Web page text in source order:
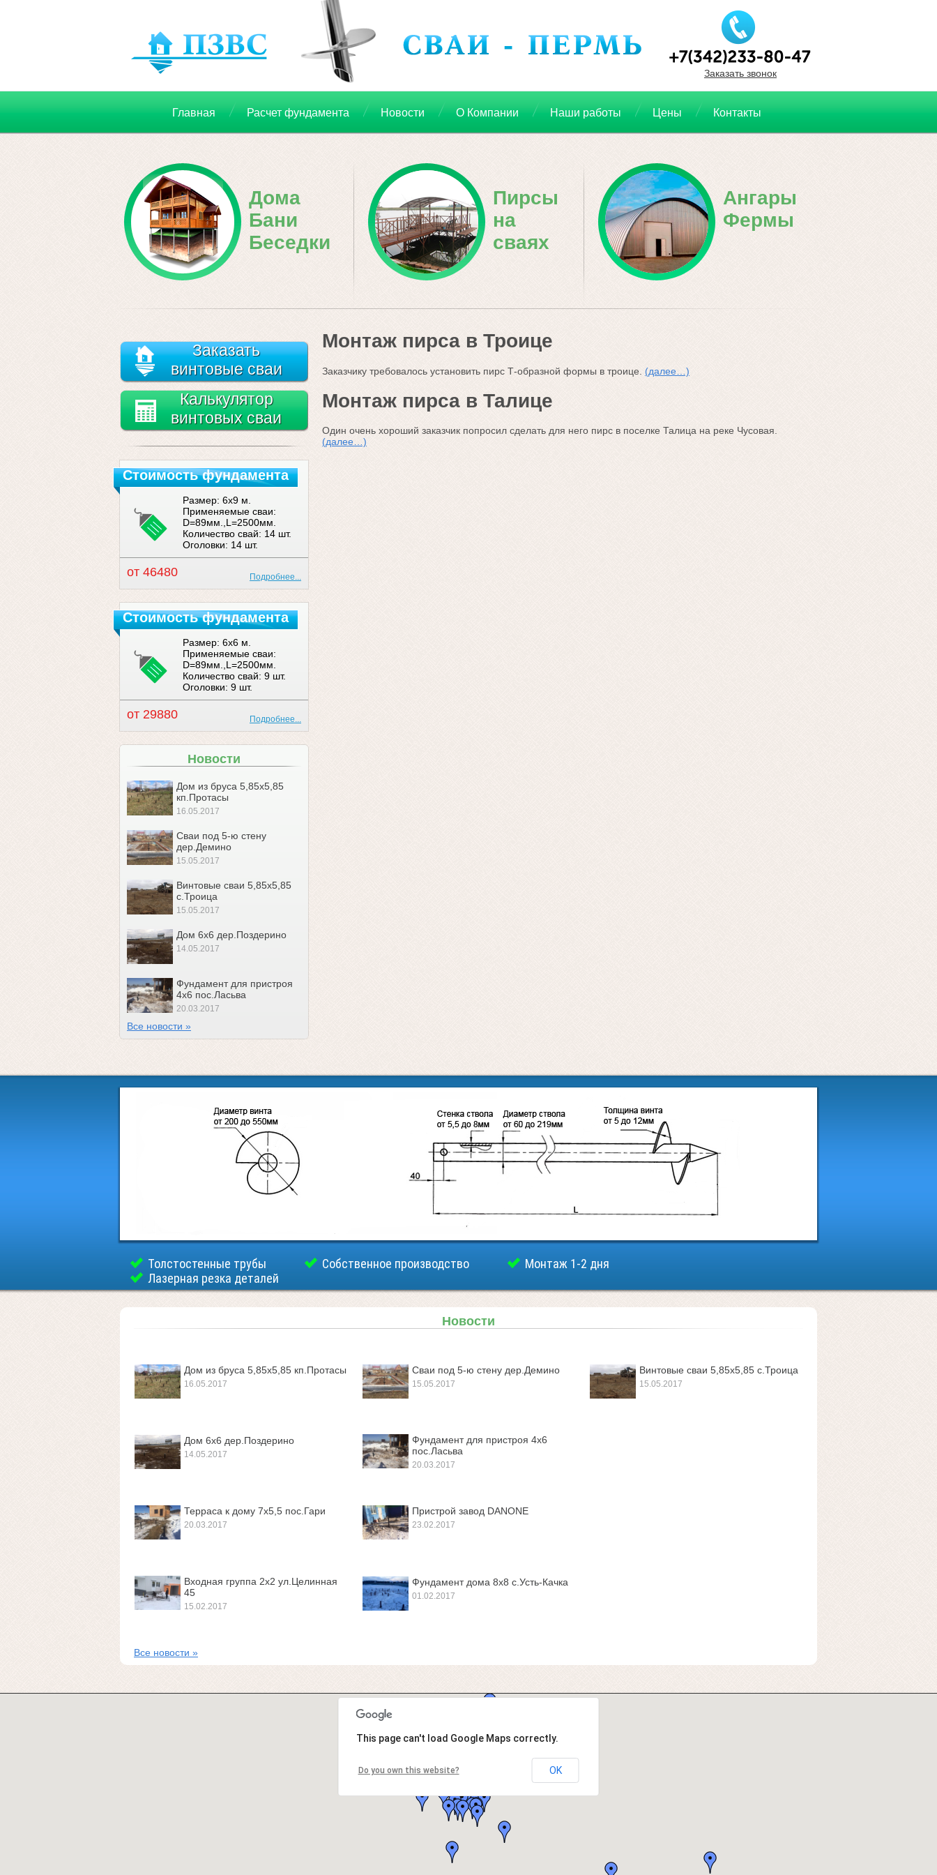
Заказать звонок
Главная Расчет фундамента Новости О Компании Наши работы Цены Контакты
Дома
Бани
Беседки
Пирсы
на
сваях
Ангары
Фермы
Заказать
винтовые сваи
Калькулятор
винтовых сваи
Стоимость фундамента
Размер: 6x9 м.
Применяемые сваи:
D=89мм.,L=2500мм.
Количество свай: 14 шт.
Оголовки: 14 шт.
от 46480 Подробнее...
Стоимость фундамента
Размер: 6x6 м.
Применяемые сваи:
D=89мм.,L=2500мм.
Количество свай: 9 шт.
Оголовки: 9 шт.
от 29880 Подробнее...
Новости
Дом из бруса 5,85х5,85
кп.Протасы
16.05.2017
Сваи под 5-ю стену
дер.Демино
15.05.2017
Винтовые сваи 5,85х5,85
с.Троица
15.05.2017
Дом 6х6 дер.Поздерино
14.05.2017
Фундамент для пристроя
4х6 пос.Ласьва
20.03.2017
Все новости »
Монтаж пирса в Троице
Заказчику требовалось установить пирс Т-образной формы в троице. (далее…)
Монтаж пирса в Талице
Один очень хороший заказчик попросил сделать для него пирс в поселке Талица на реке Чусовая.
(далее…)
Толстостенные трубы Собственное производство
Монтаж 1-2 дня
Лазерная резка деталей
Новости
Дом из бруса 5,85х5,85 кп.Протасы
16.05.2017
Сваи под 5-ю стену дер.Демино
15.05.2017
Винтовые сваи 5,85х5,85 с.Троица
15.05.2017
Дом 6х6 дер.Поздерино
14.05.2017
Фундамент для пристроя 4х6
пос.Ласьва
20.03.2017
Терраса к дому 7х5,5 пос.Гари
20.03.2017
Пристрой завод DANONE
23.02.2017
Входная группа 2х2 ул.Целинная
45
15.02.2017
Фундамент дома 8х8 с.Усть-Качка
01.02.2017
Все новости »
This page can't load Google Maps correctly.
Do you own this website? OK